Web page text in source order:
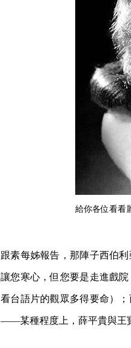
給你各位看看
跟素每姊報告，那陣子西伯
讓您寒心，但您要是走進戲
看台語片的觀眾多得要命）
——某種程度上，薛平貴與王